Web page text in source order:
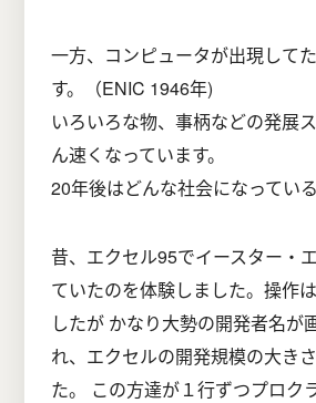
一方、コンピュータが出現して
す。（ENIC 1946年)
いろいろな物、事柄などの発展
ん速くなっています。
20年後はどんな社会になってい
昔、エクセル95でイースター・
ていたのを体験しました。操作
したが かなり大勢の開発者名が
れ、エクセルの開発規模の大き
た。 この方達が１行ずつプロク